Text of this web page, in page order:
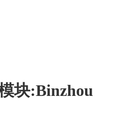
块:Binzhou